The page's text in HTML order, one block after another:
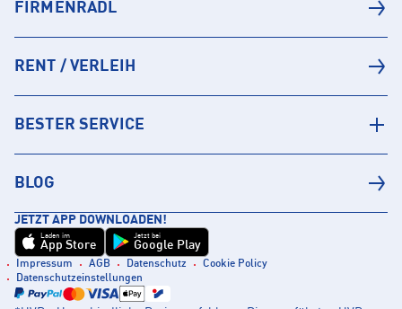
FIRMENRADL
RENT / VERLEIH
BESTER SERVICE
BLOG
JETZT APP DOWNLOADEN!
Laden im
App Store
Jetzt bei
Google Play
Impressum AGB Datenschutz
Cookie Policy
Datenschutzeinstellungen